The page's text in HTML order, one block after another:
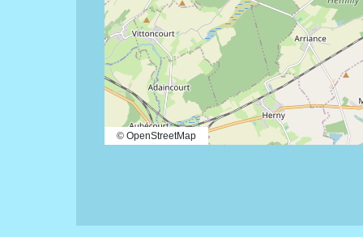
© OpenStreetMap